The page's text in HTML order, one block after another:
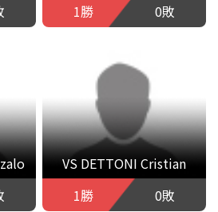
1勝
0敗
VS DETTONI Cristian
1勝
0敗